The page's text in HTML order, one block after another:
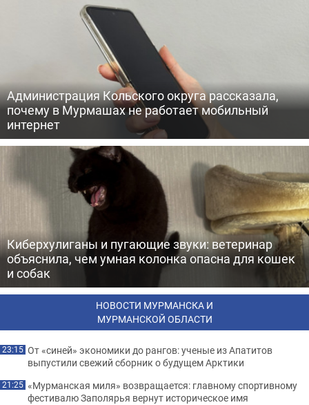
Администрация Кольского округа рассказала,
почему в Мурмашах не работает мобильный
интернет
Киберхулиганы и пугающие звуки: ветеринар
объяснила, чем умная колонка опасна для кошек
и собак
НОВОСТИ МУРМАНСКА И
МУРМАНСКОЙ ОБЛАСТИ
23:15 От «синей» экономики до рангов: ученые из Апатитов
выпустили свежий сборник о будущем Арктики
21:25 «Мурманская миля» возвращается: главному спортивному
фестивалю Заполярья вернут историческое имя